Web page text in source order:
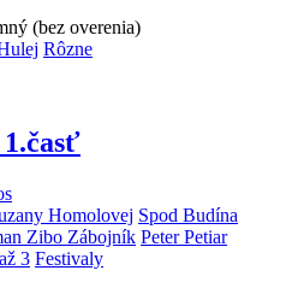
(bez overenia)
Rôzne
Homolovej Spod Budína
Zibo Zábojník Peter Petiar
3 Festivaly